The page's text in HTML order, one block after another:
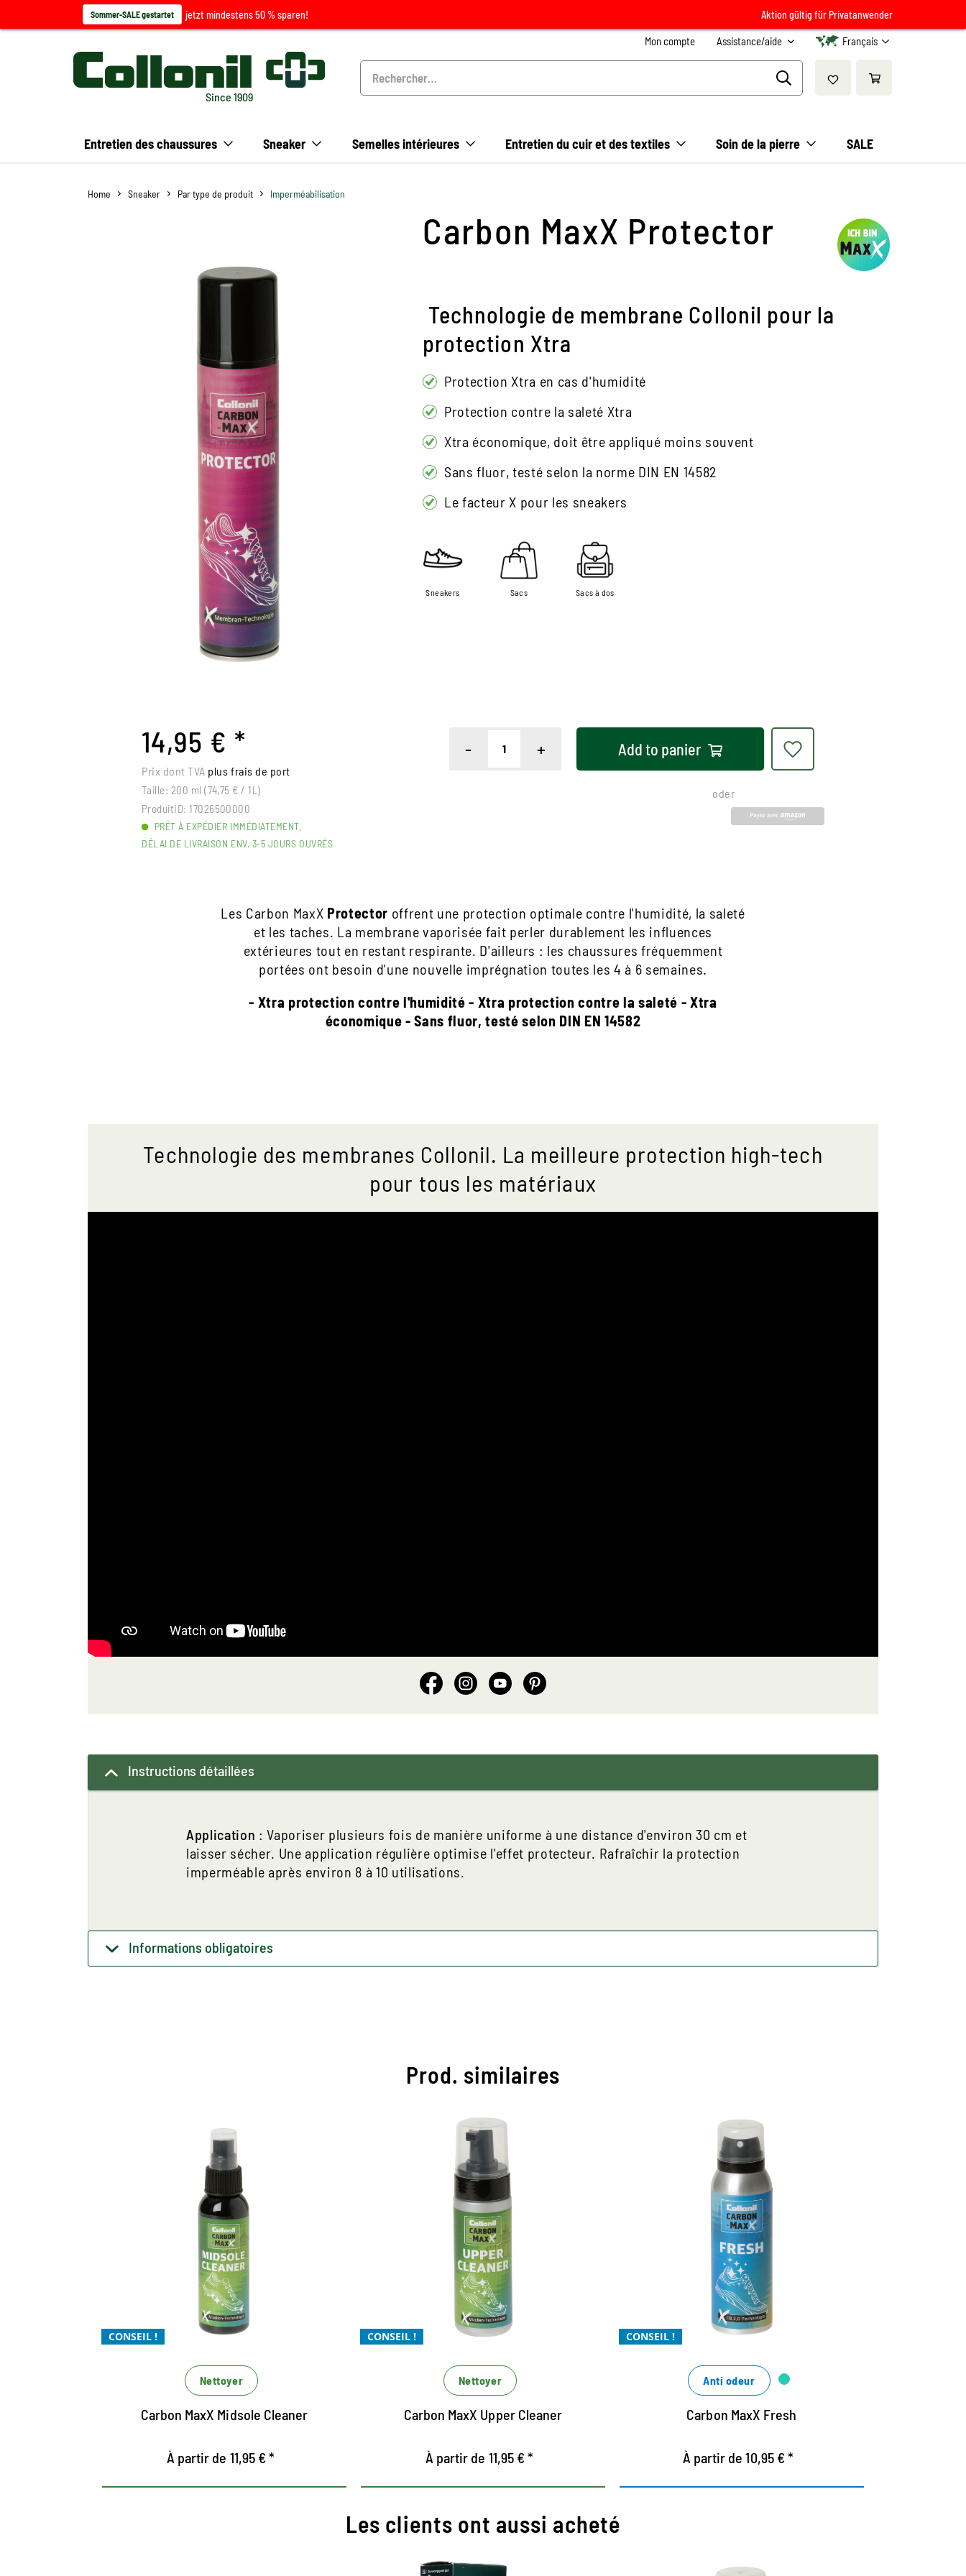
Sommer-SALE gestartet jetzt mindestens 50 % sparen! Aktion gültig für Privatanwender
Mon compte Assistance/aide Français
Since 1909
Entretien des chaussures Sneaker Semelles intérieures Entretien du cuir et des textiles Soin de la pierre SALE
Home Sneaker Par type de produit Imperméabilisation
Carbon MaxX Protector
Technologie de membrane Collonil pour la
protection Xtra
Protection Xtra en cas d'humidité
Protection contre la saleté Xtra
Xtra économique, doit être appliqué moins souvent
Sans fluor, testé selon la norme DIN EN 14582
Le facteur X pour les sneakers
Sneakers Sacs Sacs à dos
14,95 € *
Prix dont TVA plus frais de port
Taille: 200 ml (74,75 € / 1L)
ProduitID: 17026500000
PRÊT À EXPÉDIER IMMÉDIATEMENT,
DÉLAI DE LIVRAISON ENV. 3-5 JOURS OUVRÉS
- + Add to panier
oder
Les Carbon MaxX Protector offrent une protection optimale contre l'humidité, la saleté
et les taches. La membrane vaporisée fait perler durablement les influences
extérieures tout en restant respirante. D'ailleurs : les chaussures fréquemment
portées ont besoin d'une nouvelle imprégnation toutes les 4 à 6 semaines.
- Xtra protection contre l'humidité - Xtra protection contre la saleté - Xtra
économique - Sans fluor, testé selon DIN EN 14582
Technologie des membranes Collonil. La meilleure protection high-tech
pour tous les matériaux
Instructions détaillées
Application : Vaporiser plusieurs fois de manière uniforme à une distance d'environ 30 cm et
laisser sécher. Une application régulière optimise l'effet protecteur. Rafraîchir la protection
imperméable après environ 8 à 10 utilisations.
Informations obligatoires
Prod. similaires
CONSEIL !
Le meilleur
nettoyage de
midsole avec la
technologie
micellaire
Sans utilisation de microplastiques
Pour le nettoyage Xtra
Xtrêmement puissant et Xtrêmement
Nettoyer
Carbon MaxX Midsole Cleaner
À partir de 11,95 € *
CONSEIL !
Le meilleur upper
cleaning avec la
technologie
micellaire
Pour un nettoyage en douceur Xtra
Xtra puissant et Xtrem économique
Pour un nettoyage puissant et efficace
Nettoyer
Carbon MaxX Upper Cleaner
À partir de 11,95 € *
CONSEIL !
Technologie CB 2.0
pour une fraîcheur
maximale
Absorbe efficacement les molécules
odorantes grâce à l'encapsulation
Xtra coup de fraîcheur avec un parfum
cool
Xtra puissant
Anti odeur
Carbon MaxX Fresh
À partir de 10,95 € *
Les clients ont aussi acheté